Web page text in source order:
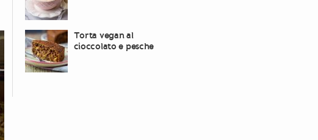
Torta vegan al
cioccolato e pesche